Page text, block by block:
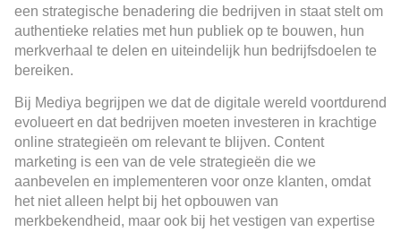
een strategische benadering die bedrijven in staat stelt om
authentieke relaties met hun publiek op te bouwen, hun
merkverhaal te delen en uiteindelijk hun bedrijfsdoelen te
bereiken.
Bij Mediya begrijpen we dat de digitale wereld voortdurend
evolueert en dat bedrijven moeten investeren in krachtige
online strategieën om relevant te blijven. Content
marketing is een van de vele strategieën die we
aanbevelen en implementeren voor onze klanten, omdat
het niet alleen helpt bij het opbouwen van
merkbekendheid, maar ook bij het vestigen van expertise